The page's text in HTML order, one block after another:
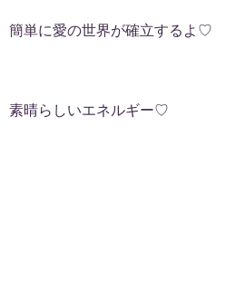
簡単に愛の世界が確立するよ♡
素晴らしいエネルギー♡